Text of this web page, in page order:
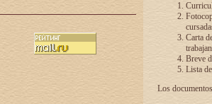
Carta
Breve
Lista
Los